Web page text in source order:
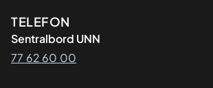
Kontaktinformasjon
TELEFON
Sentralbord UNN
77 62 60 00